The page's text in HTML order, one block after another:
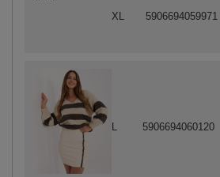
5906694060120
XL 5906694059971